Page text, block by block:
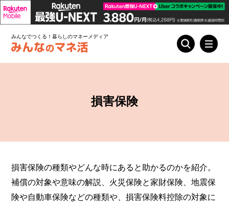
みんなでつくる！暮らしのマネーメディア
損害保険
損害保険の種類やどんな時にあると助かるのかを紹介。
補償の対象や意味の解説、火災保険と家財保険、地震保
険や自動車保険などの種類や、損害保険料控除の対象に